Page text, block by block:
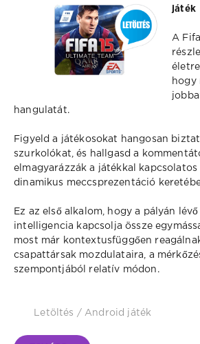
játék
A
hogy
hangulatát.
Figyeld a játékosokat hangosan
szurkolókat, és hallgasd a
elmagyarázzák a játékkal
dinamikus meccsprezentáció
Ez az első alkalom, hogy a pályán
intelligencia kapcsolja össze
most már kontextusfüggően
csapattársak mozdulataira, a
szempontjából relatív módon.
Letöltés / Android játék